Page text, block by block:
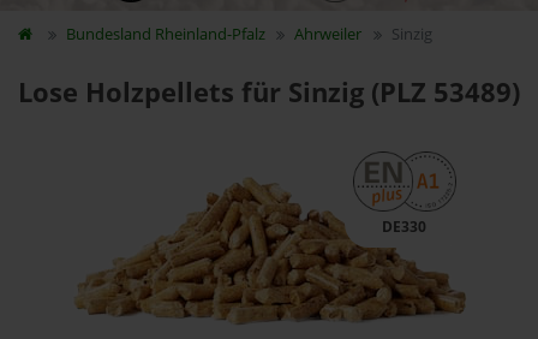
Bundesland Rheinland-Pfalz Ahrweiler Sinzig
Lose Holzpellets für Sinzig (PLZ 53489)
DE330